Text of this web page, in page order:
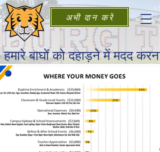
अभी दान करें
हमारे बाघों को दहाड़ने में मदद करना